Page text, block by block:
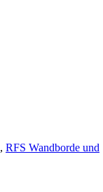
, RFS Wandborde und